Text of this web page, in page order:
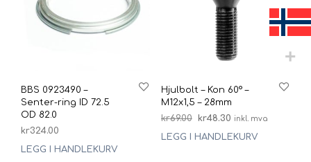
BBS 0923490 –
Senter-ring ID 72.5
OD 82.0
kr324.00
LEGG I HANDLEKURV
Hjulbolt – Kon 60° –
M12x1,5 – 28mm
kr69.00 Opprinnelig
kr48.30Nåværende
inkl. mva
LEGG I HANDLEKURV